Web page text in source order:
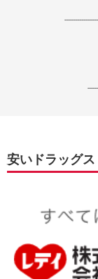
安いドラッグ